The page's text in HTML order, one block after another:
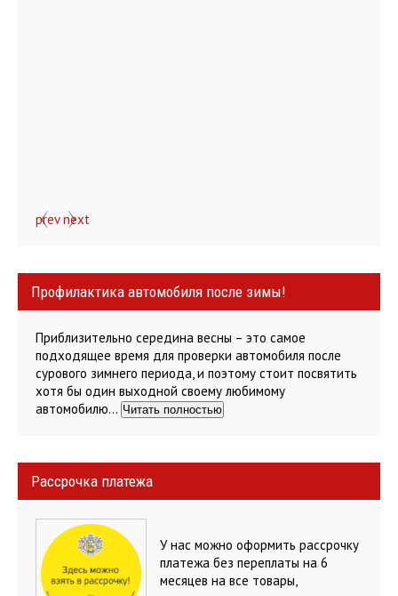
prev next
Профилактика автомобиля после зимы!
Приблизительно середина весны – это самое
подходящее время для проверки автомобиля после
сурового зимнего периода, и поэтому стоит посвятить
хотя бы один выходной своему любимому
автомобилю… Читать полностью
Рассрочка платежа
У нас можно оформить рассрочку
платежа без переплаты на 6
месяцев на все товары,